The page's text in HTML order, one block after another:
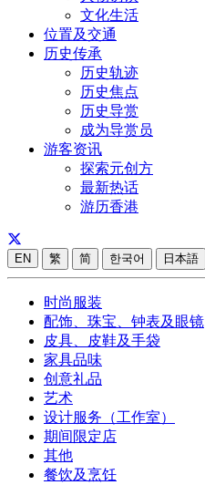
文化生活
位置及交通
历史传承
历史轨迹
历史焦点
历史导赏
成为导赏员
游客资讯
探索元创方
最新热话
游历香港
EN 繁 简 한국어 日本語
时尚服装
配饰、珠宝、钟表及眼镜
皮具、皮鞋及手袋
家具品味
创意礼品
艺术
设计服务（工作室）
期间限定店
其他
餐饮及烹饪